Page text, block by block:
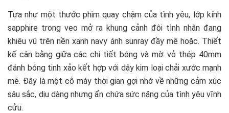
Tựa như một thước phim quay chậm của tình yêu, lớp kính
sapphire trong veo mở ra khung cảnh đôi tình nhân đang
khiêu vũ trên nền xanh navy ánh sunray đầy mê hoặc. Thiết
kế cân bằng giữa các chi tiết bóng và mờ: vỏ thép 40mm
đánh bóng tinh xảo kết hợp với dây kim loại chải xước mạnh
mẽ. Đây là một cỗ máy thời gian gợi nhớ về những cảm xúc
sâu sắc, dịu dàng nhưng ẩn chứa sức nặng của tình yêu vĩnh
cửu.